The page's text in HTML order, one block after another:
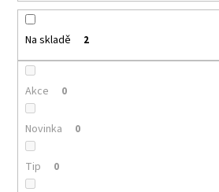
Na skladě 2
Akce 0
Novinka 0
Tip 0
í